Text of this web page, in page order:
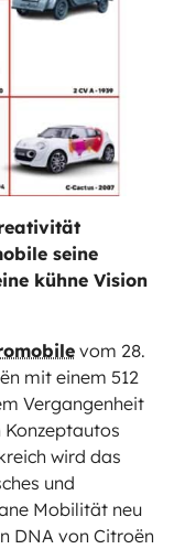
seine
kühne Vision
vom 28.
mit einem 512
Vergangenheit
Konzeptautos
wird das
und
Mobilität neu
DNA von Citroën